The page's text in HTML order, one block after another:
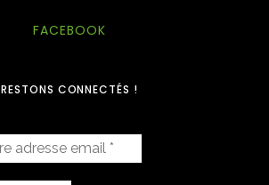
FACEBOOK
RESTONS CONNECTÉS !